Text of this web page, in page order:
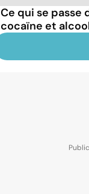
Ce qui se passe
cocaïne et